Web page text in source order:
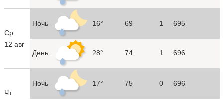
Ср
12 авг
Ночь 16° 69 1 695
День 28° 74 1 696
Чт
Ночь 17° 75 0 696